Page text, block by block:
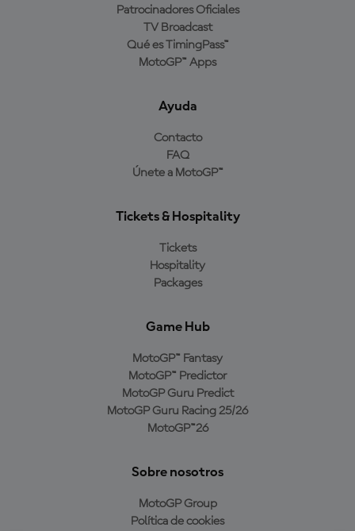
Patrocinadores Oficiales
TV Broadcast
Qué es TimingPass™
MotoGP™ Apps
Ayuda
Contacto
FAQ
Únete a MotoGP™
Tickets & Hospitality
Tickets
Hospitality
Packages
Game Hub
MotoGP™ Fantasy
MotoGP™ Predictor
MotoGP Guru Predict
MotoGP Guru Racing 25/26
MotoGP™26
Sobre nosotros
MotoGP Group
Política de cookies